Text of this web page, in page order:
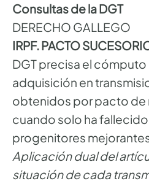
Consultas de la DGT
DERECHO GALLEGO
IRPF. PACTO
DGT precisa el cómputo
adquisición en
obtenidos por pacto de
cuando solo ha
progenitores
Aplicación dual del
situación de cada